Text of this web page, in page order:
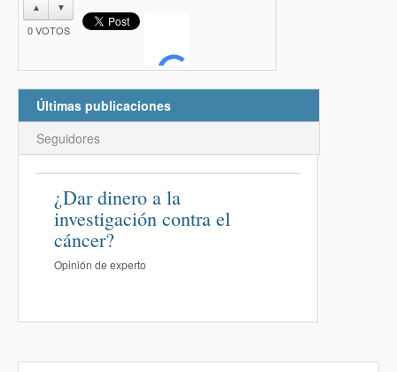
▲ ▼
0VOTOS
Últimas publicaciones
Seguidores
¿Dar dinero a la
investigación contra el
cáncer?
Opinión de experto